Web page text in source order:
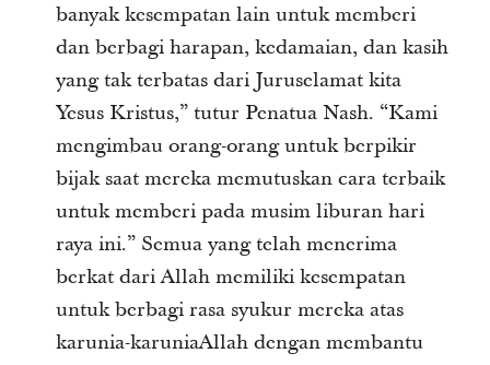
banyak kesempatan lain untuk memberi
dan berbagi harapan, kedamaian, dan kasih
yang tak terbatas dari Juruselamat kita
Yesus Kristus,” tutur Penatua Nash. “Kami
mengimbau orang-orang untuk berpikir
bijak saat mereka memutuskan cara terbaik
untuk memberi pada musim liburan hari
raya ini.” Semua yang telah menerima
berkat dari Allah memiliki kesempatan
untuk berbagi rasa syukur mereka atas
karunia-karuniaAllah dengan membantu